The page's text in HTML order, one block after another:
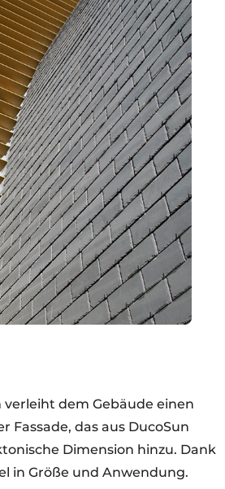
dem Gebäude einen
Fassade, das aus DucoSun
Dimension hinzu. Dank
in Größe und Anwendung.